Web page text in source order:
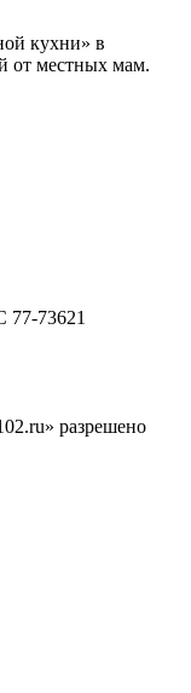
кухни» в
от местных мам.
73621
разрешено